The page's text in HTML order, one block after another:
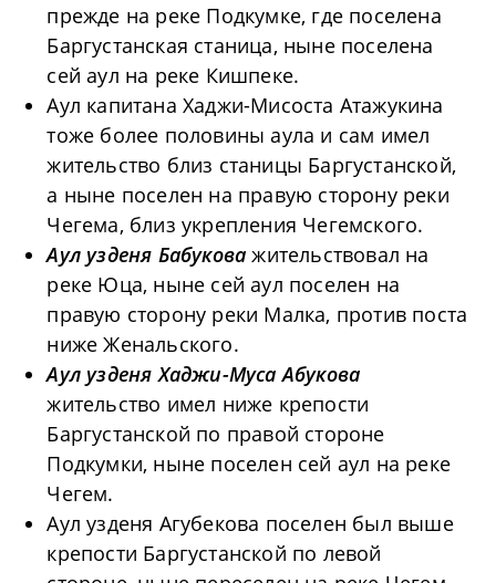
прежде на реке Подкумке, где поселена
Баргустанская станица, ныне поселена
сей аул на реке Кишпеке.
Аул капитана Хаджи-Мисоста Атажукина
тоже более половины аула и сам имел
жительство близ станицы Баргустанской,
а ныне поселен на правую сторону реки
Чегема, близ укрепления Чегемского.
Аул узденя Бабукова жительствовал на
реке Юца, ныне сей аул поселен на
правую сторону реки Малка, против поста
ниже Женальского.
Аул узденя Хаджи-Муса Абукова
жительство имел ниже крепости
Баргустанской по правой стороне
Подкумки, ныне поселен сей аул на реке
Чегем.
Аул узденя Агубекова поселен был выше
крепости Баргустанской по левой